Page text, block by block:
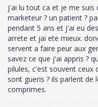
j'ai lu tout ca et je me suis
marketeur ? un patient ?
pendant 5 ans et j'ai eu
arrete et jai ete mieux.
servent a faire peur aux
savez ce que j'ai appris ?
pilules, c'est souvent ceux
sont gueris ? ils parlent de
comprimes.